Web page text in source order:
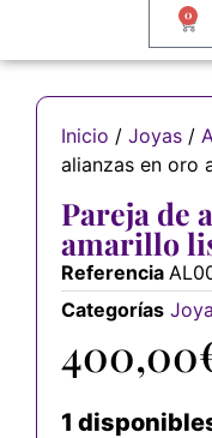
0
Inicio / Joyas /
alianzas en oro
Pareja de
amarillo
Referencia
Categorías
400,00
1